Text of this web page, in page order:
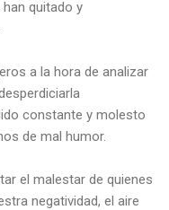
quitado y
a la hora de analizar
constante y molesto
de mal humor.
el malestar de quienes
negatividad, el aire